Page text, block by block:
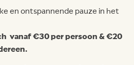
en ontspannende pauze in het
vanaf €30 per persoon & €20